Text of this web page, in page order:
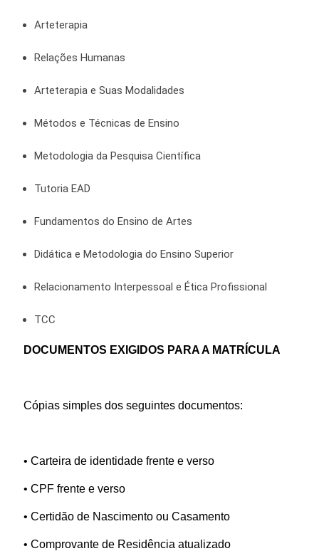
Arteterapia
Relações Humanas
Arteterapia e Suas Modalidades
Métodos e Técnicas de Ensino
Metodologia da Pesquisa Científica
Tutoria EAD
Fundamentos do Ensino de Artes
Didática e Metodologia do Ensino Superior
Relacionamento Interpessoal e Ética Profissional
TCC
DOCUMENTOS EXIGIDOS PARA A MATRÍCULA
Cópias simples dos seguintes documentos:
• Carteira de identidade frente e verso
• CPF frente e verso
• Certidão de Nascimento ou Casamento
• Comprovante de Residência atualizado